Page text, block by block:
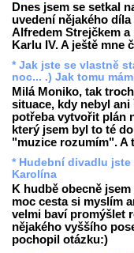
Dnes jsem se setkal
uvedení nějakého
Alfredem Strejčkem
Karlu IV. A ještě mne
* Jak jste se vlastně
noc... .) Jak tomu
Milá Moniko, tak
situace, kdy nebyl
potřeba vytvořit plán
který jsem byl to té
"muzice rozumím". A
* Hudební divadlu
Karolína
K hudbě obecně
moc cesta si myslím
velmi baví promýšlet
nějakého vyššího
pochopil otázku:)